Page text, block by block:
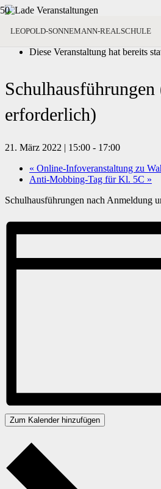
LEOPOLD-SONNEMANN-REALSCHULE
« Alle Veranstaltungen
Diese Veranstaltung hat bereits
erforderlich)
21. März 2022 | 15:00 - 17:00
« Online-Infoveranstaltung zu
Anti-Mobbing-Tag für Kl. 5C »
Schulhausführungen nach Anmeldung
Zum Kalender hinzufügen